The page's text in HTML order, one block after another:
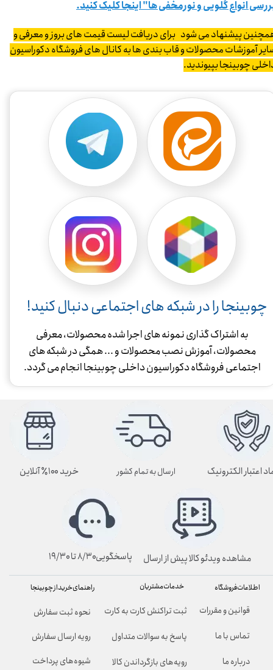
انواع گلویی و نورمخفی ها" اینجا کلیک کنید.
پیشنهاد می شود برای دریافت لیست قیمت های بروز و معرفی و
آموزشات محصولات و قاب بندی ها به کانال های فروشگاه دکوراسیون
چوبینجا بپیوندید.
چوبینجا را در شبکه های اجتماعی دنبال کنید!
به اشتراک گذاری نمونه های اجرا شده محصولات، معرفی
محصولات، آموزش نصب محصولات و ... همگی در شبکه های
اجتماعی فروشگاه دکوراسیون داخلی چوبینجا انجام می گردد.
راهنمای خرید از چوبینجا
نحوه ثبت سفارش
رویه ارسال سفارش
شیوه‌های پرداخت
خدمات مشتریان
ثبت تراکنش کارت به کارت
پاسخ به سوالات متداول
رویه‌های بازگرداندن کالا
اطلاعات فروشگاه
قوانین و مقررات
تماس با ما
درباره ما
ارسال به تمام کشور
پاسخگویی۸/۳۰ تا ۱۹/۳۰
اعتبار الکترونیک خرید ۱۰۰٪ آنلاین
مشاهده ویدئو کالا پیش از ارسال